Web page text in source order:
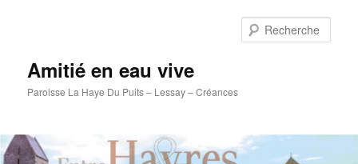
Amitié en eau vive
Paroisse La Haye Du Puits – Lessay – Créances